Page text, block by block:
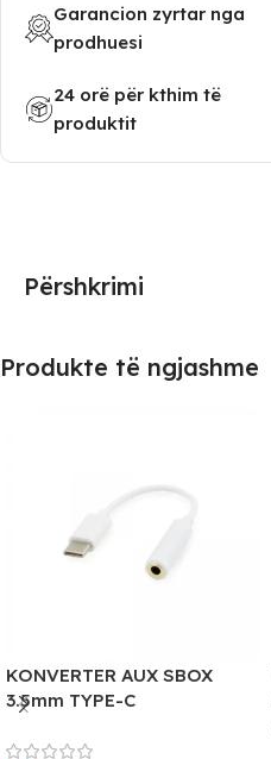
Garancion zyrtar nga
prodhuesi
24 orë për kthim të
produktit
Përshkrimi
Produkte të ngjashme
KONVERTER AUX SBOX
3.5mm TYPE-C